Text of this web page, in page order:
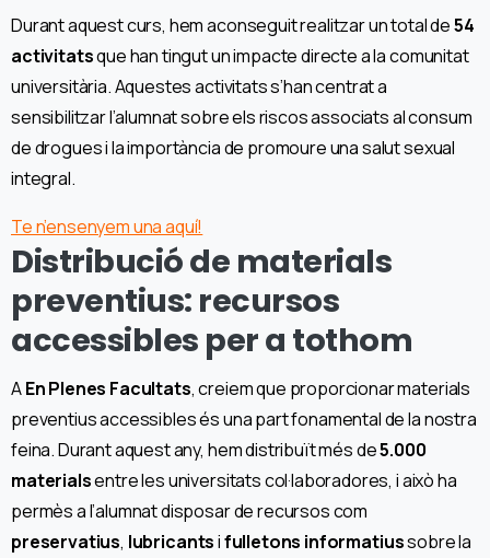
Durant aquest curs, hem aconseguit realitzar un total de54
activitatsque han tingut un impacte directe a la comunitat
universitària. Aquestes activitats s’han centrat a
sensibilitzar l’alumnat sobre els riscos associats al consum
de drogues i la importància de promoure una salut sexual
integral.
Te n’ensenyem una aquí!
Distribució de materials
preventius: recursos
accessibles per a tothom
AEn Plenes Facultats, creiem que proporcionar materials
preventius accessibles és una part fonamental de la nostra
feina. Durant aquest any, hem distribuït més de5.000
materialsentre les universitats col·laboradores, i això ha
permès a l’alumnat disposar de recursos com
preservatius, lubricantsifulletons informatiussobre la